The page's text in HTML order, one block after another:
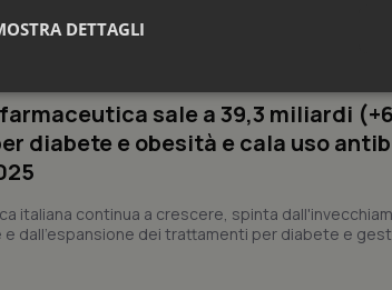
e Farmaci
sale a 39,3 miliardi
diabete e obesità e cala uso
italiana continua a crescere, spinta
e dall'espansione dei trattamenti per diabete e
DETTAGLI
Necessari Statistici